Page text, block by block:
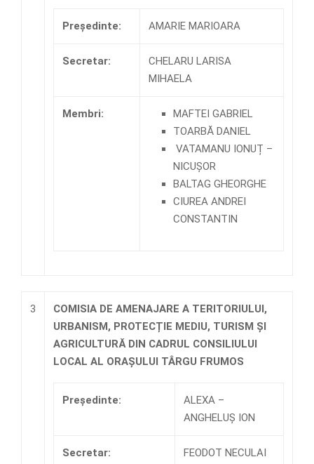
Preşedinte: AMARIE MARIOARA
Secretar:
CHELARU LARISA
MIHAELA
Membri:
MAFTEI GABRIEL
TOARBĂ DANIEL
VATAMANU IONUȚ –
NICUȘOR
BALTAG GHEORGHE
CIUREA ANDREI
CONSTANTIN
3
COMISIA DE AMENAJARE A TERITORIULUI,
URBANISM, PROTECȚIE MEDIU, TURISM ȘI
AGRICULTURĂ DIN CADRUL CONSILIULUI
LOCAL AL ORAȘULUI TÂRGU FRUMOS
Preşedinte:
ALEXA –
ANGHELUȘ ION
Secretar: FEODOT NECULAI